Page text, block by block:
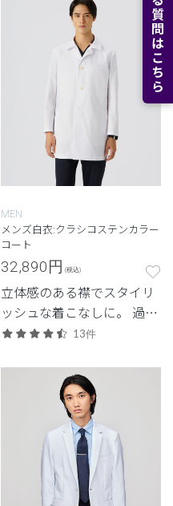
MEN
メンズ白衣:クラシコステンカラー
コート
32,890円 (税込)
立体感のある襟でスタイリ
ッシュな着こなしに。 過去
の人気モデルが復刻。
13件